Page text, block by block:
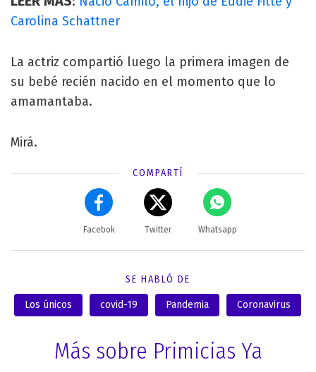
Carolina Schattner
La actriz compartió luego la primera imagen de
su bebé recién nacido en el momento que lo
amamantaba.
Mirá.
COMPARTÍ
Facebok Twitter Whatsapp
SE HABLÓ DE
Los únicos covid-19 Pandemia Coronavirus
Más sobre Primicias Ya